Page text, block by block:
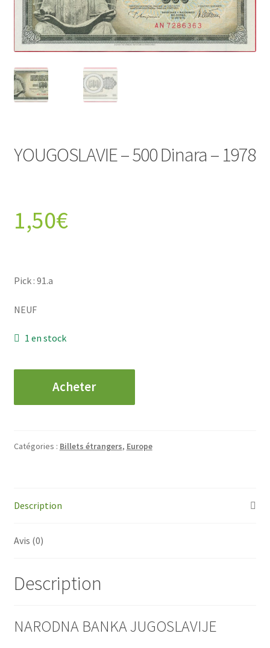
YOUGOSLAVIE – 500 Dinara – 1978
1,50€
Pick : 91.a
NEUF
1 en stock
YOUGOSLAVIE
Dinara
Acheter
Catégories : Billets étrangers, Europe
Description
Avis (0)
Description
NARODNA BANKA JUGOSLAVIJE